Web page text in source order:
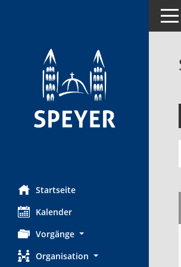
Startseite
Kalender
Vorgänge
Organisation